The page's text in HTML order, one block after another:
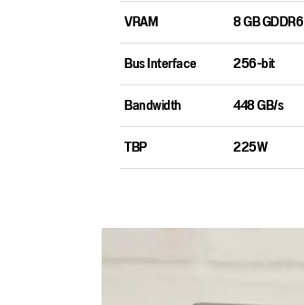
VRAM
8 GB GDDR6
Bus Interface
256-bit
Bandwidth
448 GB/s
TBP
225W